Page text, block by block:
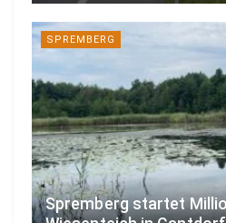
SPREMBERG
Spremberg startet